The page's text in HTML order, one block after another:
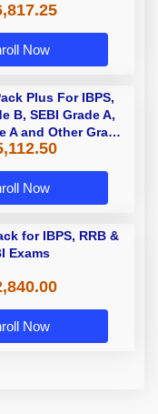
Now
Plus For IBPS,
B, SEBI Grade A,
A and Other Grade
B Bank Exams
Now
for IBPS, RRB &
Exams
Now